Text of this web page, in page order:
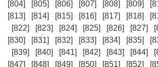
[804]
[805] [806] [807] [808] [809]
[813]
[814] [815] [816] [817] [818]
[822]
[823] [824] [825] [826] [827]
[830]
[831] [832] [833] [834] [835]
[839]
[840] [841] [842] [843] [844]
[847]
[848] [849] [850] [851] [852]